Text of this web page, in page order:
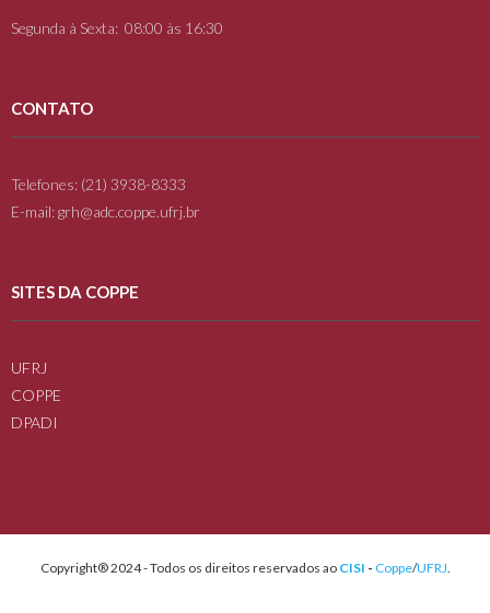
Segunda à Sexta: 08:00 às 16:30
CONTATO
Telefones: (21) 3938-8333
E-mail: grh@adc.coppe.ufrj.br
SITES DA COPPE
UFRJ
COPPE
DPADI
Copyright® 2024 - Todos os direitos reservados ao CISI - Coppe/UFRJ.